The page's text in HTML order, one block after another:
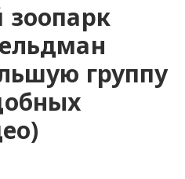
зоопарк
группу